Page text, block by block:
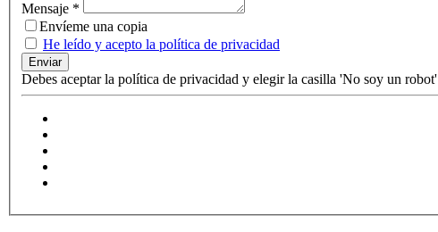
Mensaje *
Envíeme una copia
He leído y acepto la política de privacidad
Enviar
Debes aceptar la política de privacidad y elegir la casilla 'No soy un robot'